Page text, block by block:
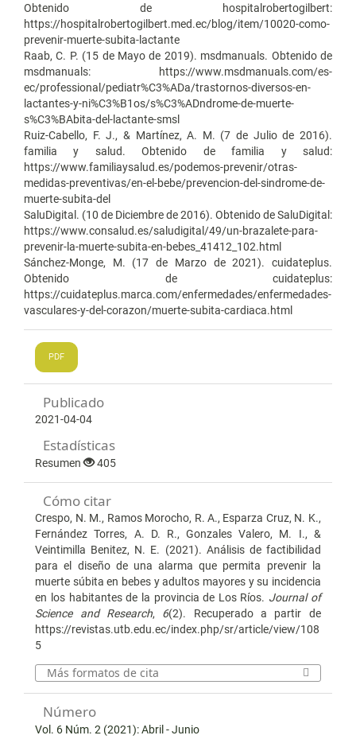
Obtenido de hospitalrobertogilbert:
https://hospitalrobertogilbert.med.ec/blog/item/10020-como-
prevenir-muerte-subita-lactante
Raab, C. P. (15 de Mayo de 2019). msdmanuals. Obtenido de
msdmanuals: https://www.msdmanuals.com/es-
ec/professional/pediatr%C3%ADa/trastornos-diversos-en-
lactantes-y-ni%C3%B1os/s%C3%ADndrome-de-muerte-
s%C3%BAbita-del-lactante-smsl
Ruiz-Cabello, F. J., & Martínez, A. M. (7 de Julio de 2016).
familia y salud. Obtenido de familia y salud:
https://www.familiaysalud.es/podemos-prevenir/otras-
medidas-preventivas/en-el-bebe/prevencion-del-sindrome-de-
muerte-subita-del
SaluDigital. (10 de Diciembre de 2016). Obtenido de SaluDigital:
https://www.consalud.es/saludigital/49/un-brazalete-para-
prevenir-la-muerte-subita-en-bebes_41412_102.html
Sánchez-Monge, M. (17 de Marzo de 2021). cuidateplus.
Obtenido de cuidateplus:
https://cuidateplus.marca.com/enfermedades/enfermedades-
vasculares-y-del-corazon/muerte-subita-cardiaca.html
PDF
Publicado
2021-04-04
Estadísticas
Resumen 405
Cómo citar
Crespo, N. M., Ramos Morocho, R. A., Esparza Cruz, N. K.,
Fernández Torres, A. D. R., Gonzales Valero, M. I., &
Veintimilla Benitez, N. E. (2021). Análisis de factibilidad
para el diseño de una alarma que permita prevenir la
muerte súbita en bebes y adultos mayores y su incidencia
en los habitantes de la provincia de Los Ríos. Journal of
Science and Research, 6(2). Recuperado a partir de
https://revistas.utb.edu.ec/index.php/sr/article/view/108
5
Más formatos de cita
Número
Vol. 6 Núm. 2 (2021): Abril - Junio